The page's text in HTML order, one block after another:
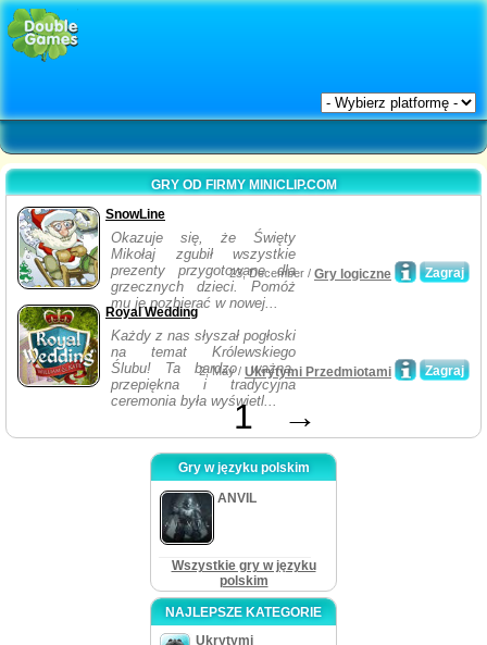
GRY OD FIRMY MINICLIP.COM
SnowLine
Okazuje się, że Święty
Mikołaj zgubił wszystkie
prezenty przygotowane dla
grzecznych dzieci. Pomóż
mu je pozbierać w nowej...
Zagraj
23, December / Gry logiczne
Royal Wedding
Każdy z nas słyszał pogłoski
na temat Królewskiego
Ślubu! Ta bardzo ważna,
przepiękna i tradycyjna
ceremonia była wyświetl...
Zagraj
2, May / Ukrytymi Przedmiotami
1 →
Gry w języku polskim
ANVIL
Wszystkie gry w języku
polskim
NAJLEPSZE KATEGORIE
Ukrytymi